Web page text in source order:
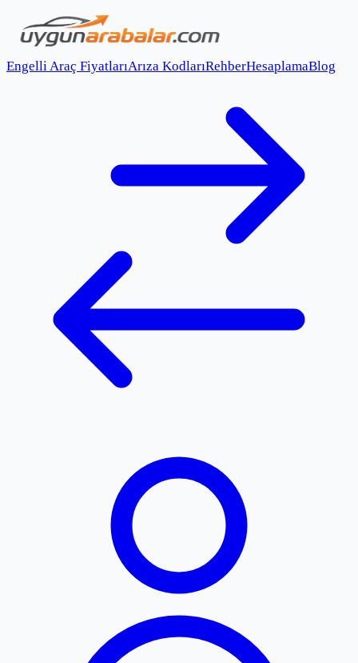
Engelli Araç FiyatlarıArıza KodlarıRehberHesaplamaBlog